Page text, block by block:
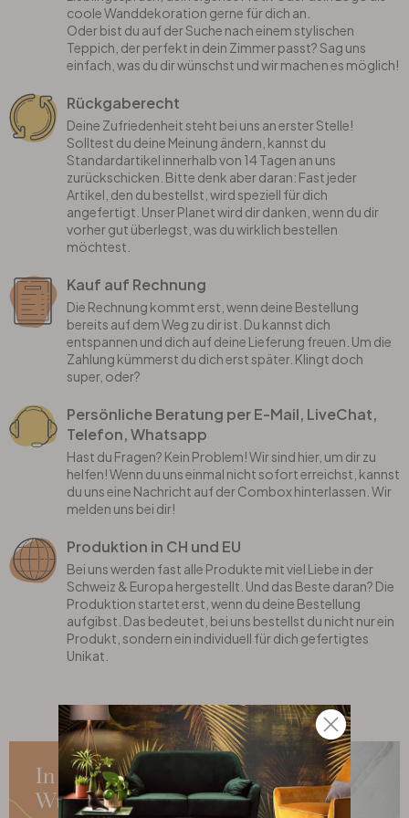
Wandtattoo & Bilderrahmen
Wandtattoo & Uhrwerk
Wandtattoo & Haken
Wandtattoo & 3D Schmetterlinge
Home
Zweifarbig
Rund
Wohnzimmer
Schlafzimmer
Kinderzimmer
Küche
Jugendzimmer
Flur
Künstler
Wandbilder-Set
Hexagon Bilder
Rund Bilder
Panorama Bilder
3-teilig
4-teilig
5-teilig
Wohnzimmer
Schlafzimmer
Kinderzimmer
Küche
Selbstklebend
Papiertapeten
Tapeten Weiss
Tapeten Gold
Tapeten Schwarz
Tapeten Gelb
Tapeten Rot
Tapeten Blau
Tapeten Grün
Tapeten Pink & Rosa
Tapeten Türkis
Tapeten Lila & Violett
Wohnzimmer
Schlafzimmer
Kinderzimmer
Tischplatten
Heimtextilien
Künstlerbedarf
coole Wanddekoration gerne für dich an.
Oder bist du auf der Suche nach einem stylischen
Teppich, der perfekt in dein Zimmer passt? Sag uns
einfach, was du dir wünschst und wir machen es möglich!
Rückgaberecht
Deine Zufriedenheit steht bei uns an erster Stelle!
Solltest du deine Meinung ändern, kannst du
Standardartikel innerhalb von 14 Tagen an uns
zurückschicken. Bitte denk aber daran: Fast jeder
Artikel, den du bestellst, wird speziell für dich
angefertigt. Unser Planet wird dir danken, wenn du dir
vorher gut überlegst, was du wirklich bestellen
möchtest.
Kauf auf Rechnung
Die Rechnung kommt erst, wenn deine Bestellung
bereits auf dem Weg zu dir ist. Du kannst dich
entspannen und dich auf deine Lieferung freuen. Um die
Zahlung kümmerst du dich erst später. Klingt doch
super, oder?
Persönliche Beratung per E-Mail, LiveChat,
Telefon, Whatsapp
Hast du Fragen? Kein Problem! Wir sind hier, um dir zu
helfen! Wenn du uns einmal nicht sofort erreichst, kannst
du uns eine Nachricht auf der Combox hinterlassen. Wir
melden uns bei dir!
Produktion in CH und EU
Bei uns werden fast alle Produkte mit viel Liebe in der
Schweiz & Europa hergestellt. Und das Beste daran? Die
Produktion startet erst, wenn du deine Bestellung
aufgibst. Das bedeutet, bei uns bestellst du nicht nur ein
Produkt, sondern ein individuell für dich gefertigtes
Unikat.